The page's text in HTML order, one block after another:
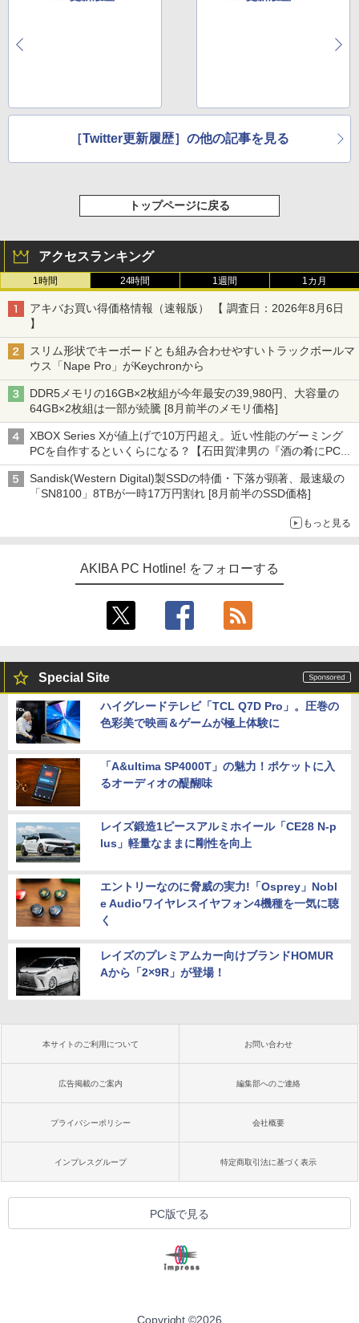
［Twitter更新履歴］の他の記事を見る
トップページに戻る
アクセスランキング
1時間 24時間 1週間 1カ月
アキバお買い得価格情報（速報版） 【 調査日：2026年8月6日
】
スリム形状でキーボードとも組み合わせやすいトラックボールマ
ウス「Nape Pro」がKeychronから
DDR5メモリの16GB×2枚組が今年最安の39,980円、大容量の
64GB×2枚組は一部が続騰 [8月前半のメモリ価格]
XBOX Series Xが値上げで10万円超え。近い性能のゲーミング
PCを自作するといくらになる？【石田賀津男の『酒の肴にPCゲ
ーム』】
Sandisk(Western Digital)製SSDの特価・下落が顕著、最速級の
「SN8100」8TBが一時17万円割れ [8月前半のSSD価格]
もっと見る
AKIBA PC Hotline! をフォローする
Special Site
ハイグレードテレビ「TCL Q7D Pro」。圧巻の
色彩美で映画＆ゲームが極上体験に
「A&ultima SP4000T」の魅力！ポケットに入
るオーディオの醍醐味
レイズ鍛造1ピースアルミホイール「CE28 N-p
lus」軽量なままに剛性を向上
エントリーなのに脅威の実力!「Osprey」Nobl
e Audioワイヤレスイヤフォン4機種を一気に聴
く
レイズのプレミアムカー向けブランドHOMUR
Aから「2×9R」が登場！
本サイトのご利用について お問い合わせ
広告掲載のご案内 編集部へのご連絡
プライバシーポリシー 会社概要
インプレスグループ 特定商取引法に基づく表示
PC版で見る
Copyright ©2026